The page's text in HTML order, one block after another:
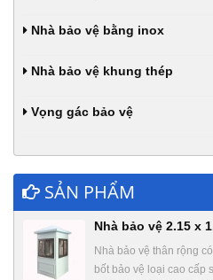
Nhà bảo vệ bằng inox
Nhà bảo vệ khung thép
Vọng gác bảo vệ
SẢN PHẨM
Nhà bảo vệ 2.15 x
Nhà bảo vệ thân rộng
bốt bảo vệ loại cao cấp